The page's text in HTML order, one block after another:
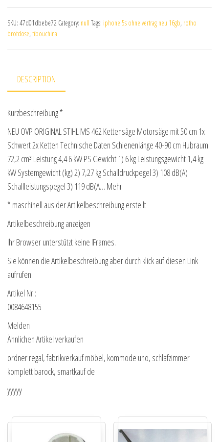
SKU: 47d01dbebe72 Category: null Tags: iphone 5s ohne vertrag neu 16gb, rotho
brotdose, tibouchina
DESCRIPTION
Kurzbeschreibung *
NEU OVP ORIGINAL STIHL MS 462 Kettensäge Motorsäge mit 50 cm 1x
Schwert 2x Ketten Technische Daten Schienenlänge 40-90 cm Hubraum
72,2 cm³ Leistung 4,4 6 kW PS Gewicht 1) 6 kg Leistungsgewicht 1,4 kg
kW Systemgewicht (kg) 2) 7,27 kg Schalldruckpegel 3) 108 dB(A)
Schallleistungspegel 3) 119 dB(A… Mehr
* maschinell aus der Artikelbeschreibung erstellt
Artikelbeschreibung anzeigen
Ihr Browser unterstützt keine IFrames.
Sie können die Artikelbeschreibung aber durch klick auf diesen Link
aufrufen.
Artikel Nr.:
0084648155
Melden |
Ähnlichen Artikel verkaufen
ordner regal, fabrikverkauf möbel, kommode uno, schlafzimmer
komplett barock, smartkauf de
yyyyy